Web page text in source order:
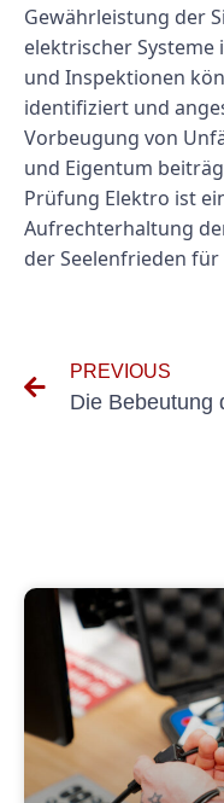
Gewährleistung der
elektrischer Systeme
und Inspektionen
identifiziert und
Vorbeugung von
und Eigentum
Prüfung Elektro ist
Aufrechterhaltung
der Seelenfrieden für
PREVIOUS